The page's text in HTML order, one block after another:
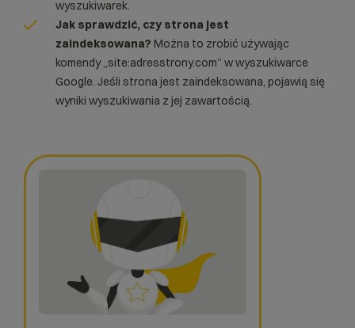
wyszukiwarek.
Jak sprawdzić, czy strona jest
zaindeksowana? Można to zrobić używając
komendy „site:adresstrony.com” w wyszukiwarce
Google. Jeśli strona jest zaindeksowana, pojawią się
wyniki wyszukiwania z jej zawartością.